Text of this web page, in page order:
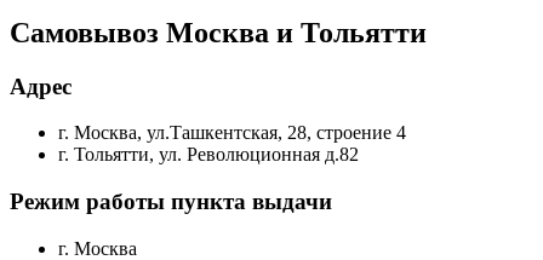
Самовывоз Москва и Тольятти
Адрес
г. Москва, ул.Ташкентская, 28, строение 4
г. Тольятти, ул. Революционная д.82
Режим работы пункта выдачи
г. Москва